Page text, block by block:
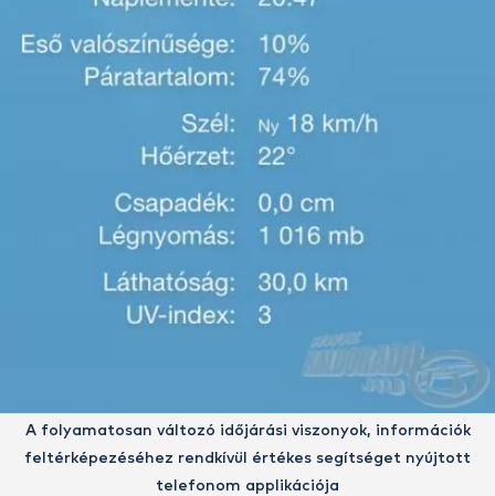
A folyamatosan változó időjárási viszonyok, információk
feltérképezéséhez rendkívül értékes segítséget nyújtott
telefonom applikációja